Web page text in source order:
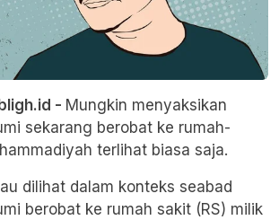
- Mungkin menyaksikan
sekarang berobat ke rumah-
terlihat biasa saja.
dilihat dalam konteks seabad
berobat ke rumah sakit (RS) milik